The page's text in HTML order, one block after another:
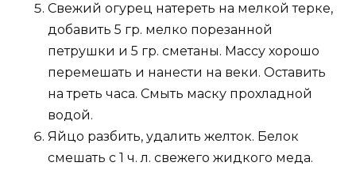
Свежий огурец натереть на мелкой терке,
добавить 5 гр. мелко порезанной
петрушки и 5 гр. сметаны. Массу хорошо
перемешать и нанести на веки. Оставить
на треть часа. Смыть маску прохладной
водой.
Яйцо разбить, удалить желток. Белок
смешать с 1 ч. л. свежего жидкого меда.